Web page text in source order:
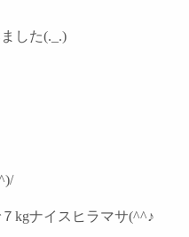
した(._.)
kgナイスヒラマサ(^^♪